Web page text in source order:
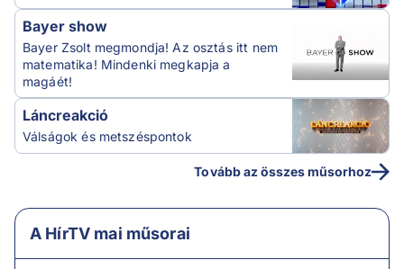
Bayer show
Bayer Zsolt megmondja! Az osztás itt nem
matematika! Mindenki megkapja a
magáét!
Láncreakció
Válságok és metszéspontok
Tovább az összes műsorhoz
A HírTV mai műsorai